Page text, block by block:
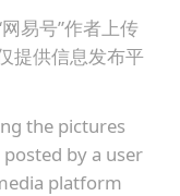
易号”作者上传
提供信息发布平
the pictures
by a user
platform